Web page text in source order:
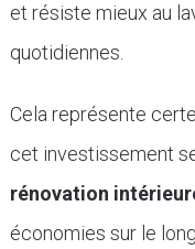
et résiste mieux au
quotidiennes.
Cela représente
cet investissement
rénovation
économies sur le